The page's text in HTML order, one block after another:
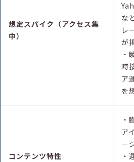
想定スパイク（アクセス集
中）
な
レ
が
・
時
ア
を
コンテンツ特性
・
ア
ー
・